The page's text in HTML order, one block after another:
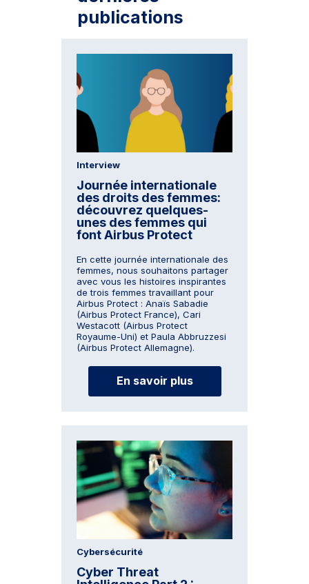
publications
Interview
Journée internationale
des droits des femmes:
découvrez quelques-
unes des femmes qui
font Airbus Protect
En cette journée internationale des
femmes, nous souhaitons partager
avec vous les histoires inspirantes
de trois femmes travaillant pour
Airbus Protect : Anaïs Sabadie
(Airbus Protect France), Cari
Westacott (Airbus Protect
Royaume-Uni) et Paula Abbruzzesi
(Airbus Protect Allemagne).
En savoir plus
Cybersécurité
Cyber Threat